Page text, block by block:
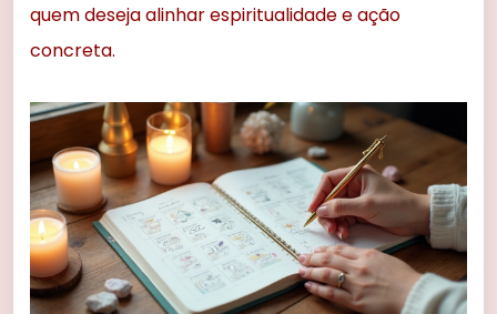
quem deseja alinhar espiritualidade e ação
concreta.